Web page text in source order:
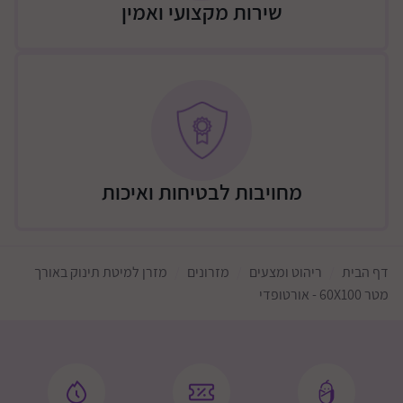
שירות מקצועי ואמין
מחויבות לבטיחות ואיכות
דף הבית ריהוט ומצעים מזרונים
מזרן למיטת תינוק באורך
מטר 60X100 - אורטופדי